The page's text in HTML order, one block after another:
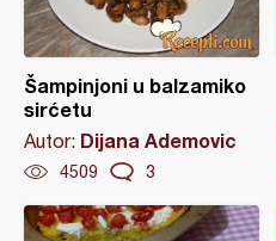
Šampinjoni u balzamiko
sirćetu
Autor: Dijana Ademovic
4509 3